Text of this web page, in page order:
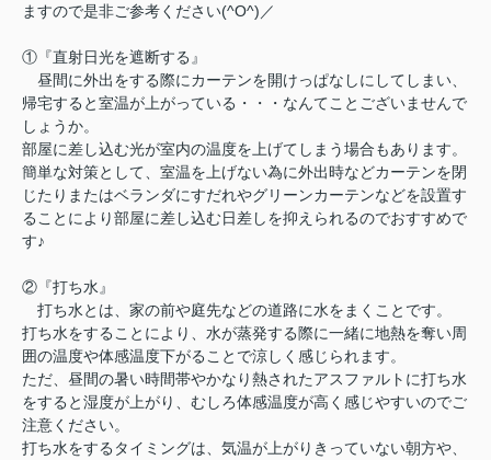
ますので是非ご参考ください(^O^)／
①『直射日光を遮断する』
昼間に外出をする際にカーテンを開けっぱなしにしてしまい、
帰宅すると室温が上がっている・・・なんてことございませんで
しょうか。
部屋に差し込む光が室内の温度を上げてしまう場合もあります。
簡単な対策として、室温を上げない為に外出時などカーテンを閉
じたりまたはベランダにすだれやグリーンカーテンなどを設置す
ることにより部屋に差し込む日差しを抑えられるのでおすすめで
す♪
②『打ち水』
打ち水とは、家の前や庭先などの道路に水をまくことです。
打ち水をすることにより、水が蒸発する際に一緒に地熱を奪い周
囲の温度や体感温度下がることで涼しく感じられます。
ただ、昼間の暑い時間帯やかなり熱されたアスファルトに打ち水
をすると湿度が上がり、むしろ体感温度が高く感じやすいのでご
注意ください。
打ち水をするタイミングは、気温が上がりきっていない朝方や、